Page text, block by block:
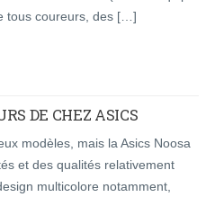
tous coureurs, des […]
DE CHEZ ASICS
modèles, mais la Asics Noosa
et des qualités relativement
multicolore notamment,